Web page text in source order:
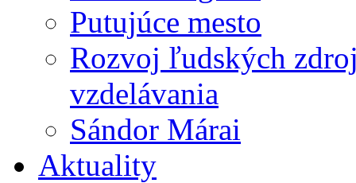
Putujúce mesto
Rozvoj ľudských
vzdelávania
Sándor Márai
Aktuality